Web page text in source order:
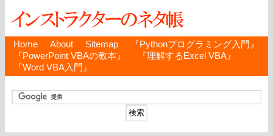
Home About Sitemap
『Pythonプログラミング入門』
『PowerPoint VBAの教本』
『理解するExcel VBA』
『Word VBA入門』